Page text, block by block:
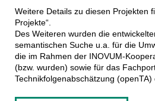
Weitere Details zu diesen Projekten
Projekte“.
Des Weiteren wurden die
semantischen Suche u.a. für die
die im Rahmen der INOVUM-
(bzw. wurden) sowie für das
Technikfolgenabschätzung (openTA)